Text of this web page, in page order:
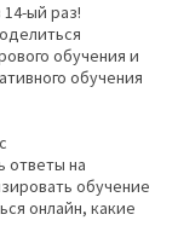
14-ый раз!
обучения и
обучения
ответы на
обучение
онлайн, какие